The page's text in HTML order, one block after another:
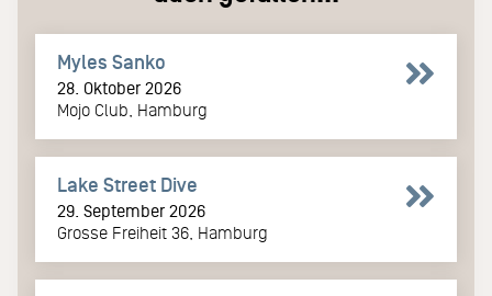
Myles Sanko
28. Oktober 2026
Mojo Club, Hamburg
Lake Street Dive
29. September 2026
Grosse Freiheit 36, Hamburg